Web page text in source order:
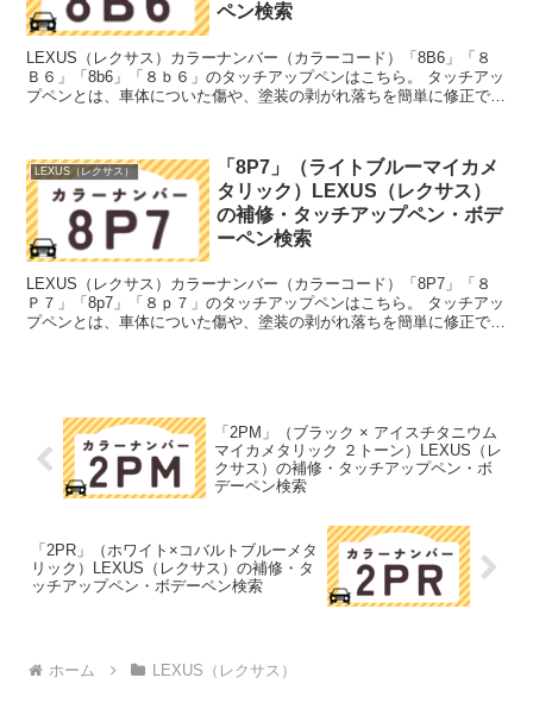
ペン検索
LEXUS（レクサス）カラーナンバー（カラーコード）「8B6」「８
Ｂ６」「8b6」「８ｂ６」のタッチアップペンはこちら。 タッチアッ
プペンとは、車体についた傷や、塗装の剥がれ落ちを簡単に修正でき
LEXUS（レクサス）
「8P7」（ライトブルーマイカメ
タリック）LEXUS（レクサス）
の補修・タッチアップペン・ボデ
ーペン検索
LEXUS（レクサス）カラーナンバー（カラーコード）「8P7」「８
Ｐ７」「8p7」「８ｐ７」のタッチアップペンはこちら。 タッチアッ
プペンとは、車体についた傷や、塗装の剥がれ落ちを簡単に修正でき
「2PM」（ブラック × アイスチタニウム
マイカメタリック ２トーン）LEXUS（レ
クサス）の補修・タッチアップペン・ボ
デーペン検索
「2PR」（ホワイト×コバルトブルーメタ
リック）LEXUS（レクサス）の補修・タ
ッチアップペン・ボデーペン検索
ホーム LEXUS（レクサス）